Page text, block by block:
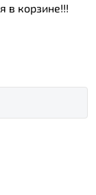
в корзине!!!